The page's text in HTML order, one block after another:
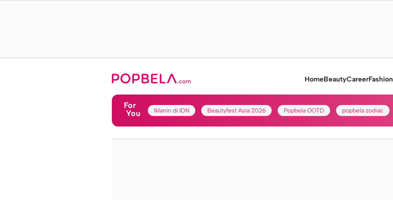
HomeBeautyCareerFashion
For
You
Iklanin di IDN Beautyfest Asia 2026 Popbela OOTD popbela zodiac